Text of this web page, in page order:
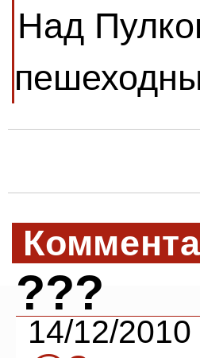
Над
???
14/12/2010